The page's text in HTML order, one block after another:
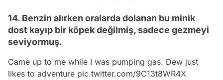
14. Benzin alırken oralarda dolanan bu minik
dost kayıp bir köpek değilmiş, sadece gezmeyi
seviyormuş.
Came up to me while I was pumping gas. Dew just
likes to adventure pic.twitter.com/9C13t8WR4X